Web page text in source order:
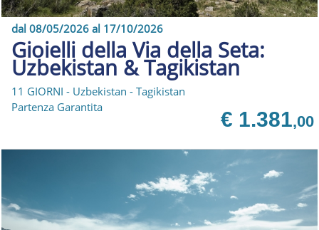
dal 08/05/2026 al 17/10/2026
Gioielli della Via della Seta:
Uzbekistan & Tagikistan
11 GIORNI - Uzbekistan - Tagikistan
Partenza Garantita
€ 1.381,00